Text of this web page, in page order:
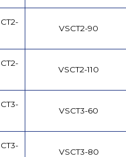
VSCT2-90
VSCT2-110
VSCT3-60
VSCT3-80